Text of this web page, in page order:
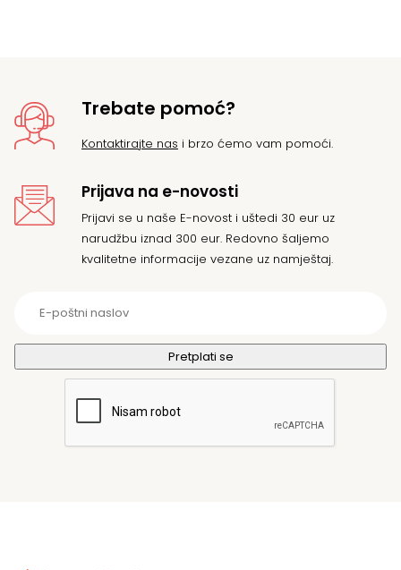
Trebate pomoć?
Kontaktirajte nas i brzo ćemo vam pomoći.
Prijava na e-novosti
Prijavi se u naše E-novost i uštedi 30 eur uz
narudžbu iznad 300 eur. Redovno šaljemo
kvalitetne informacije vezane uz namještaj.